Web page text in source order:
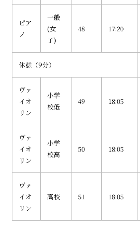
ピア
ノ
一般
(女
子)
48 17:20
休憩（9分）
ヴァ
イオ
リン
小学
校低
49 18:05
ヴァ
イオ
リン
小学
校高
50 18:05
ヴァ
イオ
リン
高校 51 18:05